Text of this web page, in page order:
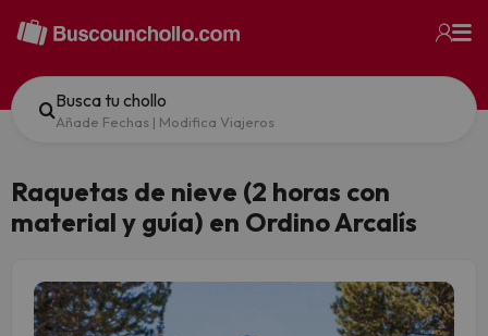
Busca tu chollo
Añade Fechas | Modifica Viajeros
Raquetas de nieve (2 horas con
material y guía) en Ordino Arcalís